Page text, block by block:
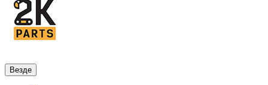
Везде